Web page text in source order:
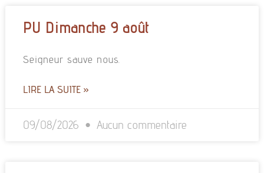
PU Dimanche 9 août
Seigneur sauve nous.
LIRE LA SUITE »
09/08/2026 Aucun commentaire